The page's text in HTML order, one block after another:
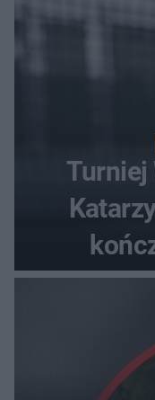
Turniej